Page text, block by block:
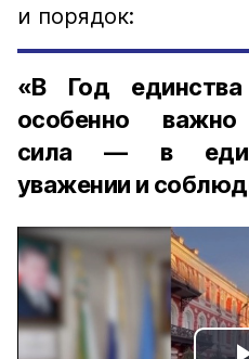
и порядок:
«В Год
особенно
сила — в
уважении и